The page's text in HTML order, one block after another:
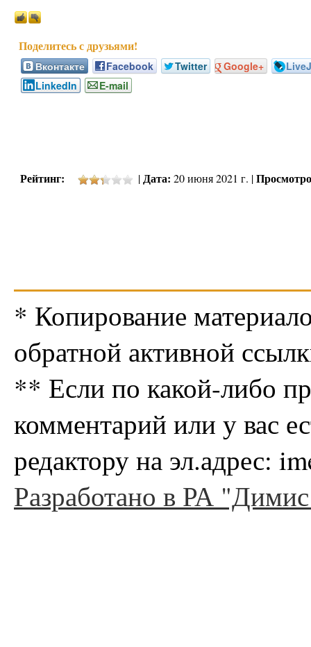
Вконтакте Facebook Twitter Google+
LinkedIn
E-mail
Рейтинг: | Дата: 20 июня 2021 г. |
* Копирование
обратной активной
** Если по какой-либо
комментарий или у вас
редактору на эл.адрес:
Разработано в РА